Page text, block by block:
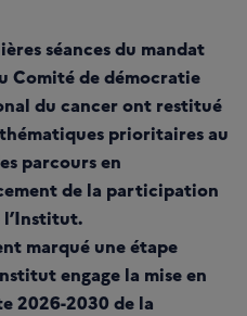
séances du mandat
Comité de démocratie
du cancer ont restitué
prioritaires au
parcours en
de la participation
l’Institut.
marqué une étape
engage la mise en
2026-2030 de la